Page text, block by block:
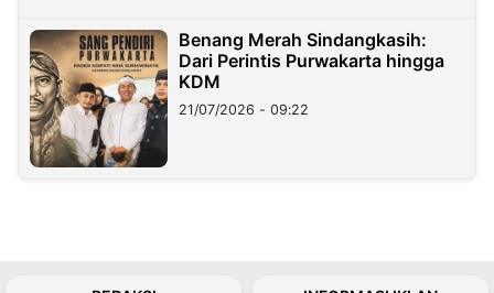
Benang Merah Sindangkasih:
Dari Perintis Purwakarta hingga
KDM
21/07/2026 - 09:22